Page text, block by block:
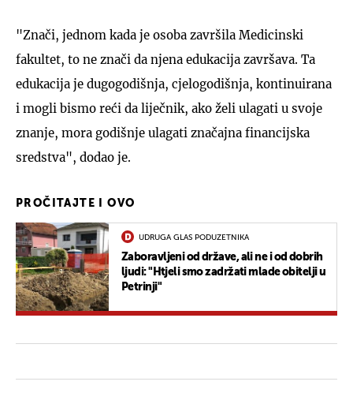
"Znači, jednom kada je osoba završila Medicinski
fakultet, to ne znači da njena edukacija završava. Ta
edukacija je dugogodišnja, cjelogodišnja, kontinuirana
i mogli bismo reći da liječnik, ako želi ulagati u svoje
znanje, mora godišnje ulagati značajna financijska
sredstva", dodao je.
PROČITAJTE I OVO
UDRUGA GLAS PODUZETNIKA
Zaboravljeni od države, ali ne i od dobrih
ljudi: "Htjeli smo zadržati mlade obitelji u
Petrinji"